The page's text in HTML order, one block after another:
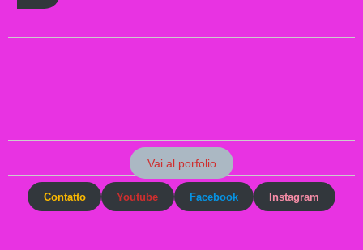
Vai al porfolio
Contatto Youtube Facebook Instagram